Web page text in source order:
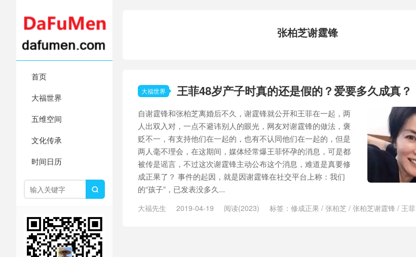
首页
大福世界
五维空间
文化传承
时间日历

张柏芝谢霆锋
大福世界 王菲48岁产子时真的还是假的？爱要多久成真？
自谢霆锋和张柏芝离婚后不久，谢霆锋就公开和王菲在一起，两
人出双入对，一点不避讳别人的眼光，网友对谢霆锋的做法，褒
贬不一，有支持他们在一起的，也有不认同他们在一起的，但是
两人毫不理会，在这期间，媒体经常爆王菲怀孕的消息，可是都
被传是谣言，不过这次谢霆锋主动公布这个消息，难道是真要修
成正果了？ 事件的起因，就是因谢霆锋在社交平台上称：我们
的“孩子”，已发表没多久...
大福先生 2019-04-19 阅读(2023) 标签： 修成正果 / 张柏芝 / 张柏芝谢霆锋 / 王菲